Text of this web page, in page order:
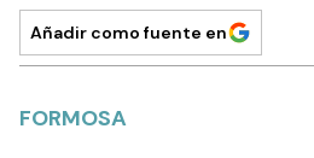
Añadir como fuente en
FORMOSA